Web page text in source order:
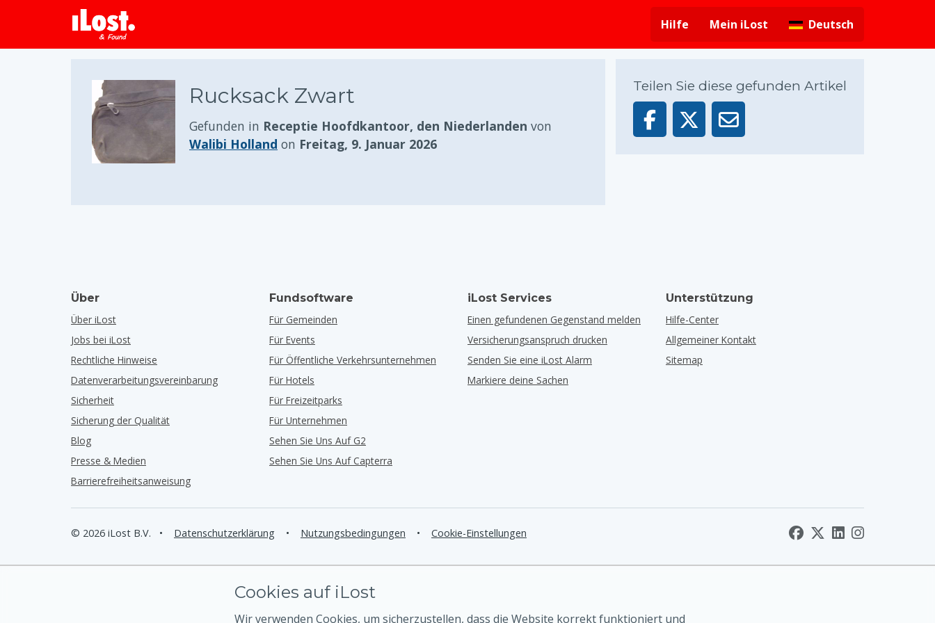
Hilfe
Mein iLost Deutsch
Rucksack Zwart
Gefunden in Receptie Hoofdkantoor, den Niederlanden von
Walibi Holland on Freitag, 9. Januar 2026
Teilen Sie diese gefunden Artikel
Über
Über iLost
Jobs bei iLost
Rechtliche Hinweise
Datenverarbeitungsvereinbarung
Sicherheit
Sicherung der Qualität
Blog
Presse & Medien
Barrierefreiheitsanweisung
Fundsoftware
Für Gemeinden
Für Events
Für Öffentliche Verkehrsunternehmen
Für Hotels
Für Freizeitparks
Für Unternehmen
Sehen Sie Uns Auf G2
Sehen Sie Uns Auf Capterra
iLost Services
Einen gefundenen Gegenstand melden
Versicherungsanspruch drucken
Senden Sie eine iLost Alarm
Markiere deine Sachen
Unterstützung
Hilfe-Center
Allgemeiner Kontakt
Sitemap
© 2026 iLost B.V. • Datenschutzerklärung • Nutzungsbedingungen • Cookie-Einstellungen
Cookies auf iLost
Wir verwenden Cookies, um sicherzustellen, dass die Website korrekt funktioniert und